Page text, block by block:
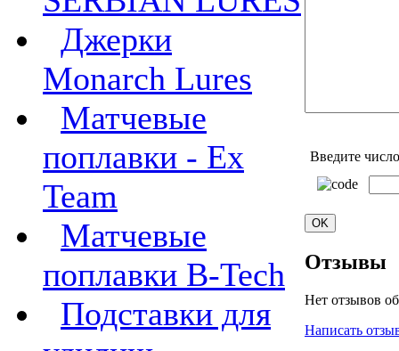
Джерки
Monarch Lures
Матчевые
поплавки - Ex
Team
Матчевые
поплавки B-Tech
Подставки для
Введите
Отзывы
Нет отзывов
Написать